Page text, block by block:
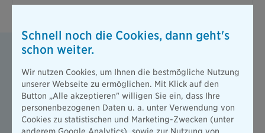
Warum das ExistenzBudget?
Haben Sie sich schon mal gefragt, was passieren würde,
wenn Sie durch einen Unfall nicht mehr arbeiten
können? Oder wie Sie danach Ihren Lebensstandard
erhalten können?
Das ExistenzBudget der Bayerischen hilft Ihnen genau in
Schnell noch die Cookies, dann geht's
schon weiter.
Wir nutzen Cookies, um Ihnen die bestmögliche Nutzung
unserer Webseite zu ermöglichen. Mit Klick auf den
Button „Alle akzeptieren" willigen Sie ein, dass Ihre
personenbezogenen Daten u. a. unter Verwendung von
Cookies zu statistischen und Marketing-Zwecken (unter
anderem Google Analytics), sowie zur Nutzung von